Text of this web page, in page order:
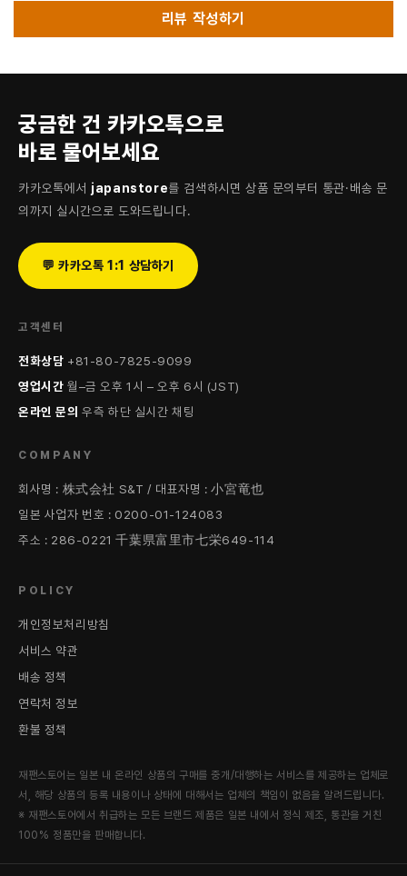
리뷰 작성하기
궁금한 건 카카오톡으로
바로 물어보세요
카카오톡에서 japanstore를 검색하시면 상품 문의부터 통관·배송 문
의까지 실시간으로 도와드립니다.
💬 카카오톡 1:1 상담하기
고객센터
전화상담 +81-80-7825-9099
영업시간 월–금 오후 1시 – 오후 6시 (JST)
온라인 문의 우측 하단 실시간 채팅
COMPANY
회사명 : 株式会社 S&T / 대표자명 : 小宮竜也
일본 사업자 번호 : 0200-01-124083
주소 : 286-0221 千葉県富里市七栄649-114
POLICY
개인정보처리방침
서비스 약관
배송 정책
연락처 정보
환불 정책
재팬스토어는 일본 내 온라인 상품의 구매를 중개/대행하는 서비스를 제공하는 업체로
서, 해당 상품의 등록 내용이나 상태에 대해서는 업체의 책임이 없음을 알려드립니다.
※ 재팬스토어에서 취급하는 모든 브랜드 제품은 일본 내에서 정식 제조, 통관을 거친
100% 정품만을 판매합니다.